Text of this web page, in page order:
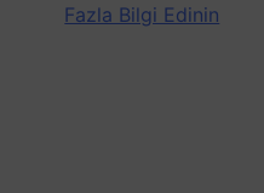
Fazla Bilgi Edinin